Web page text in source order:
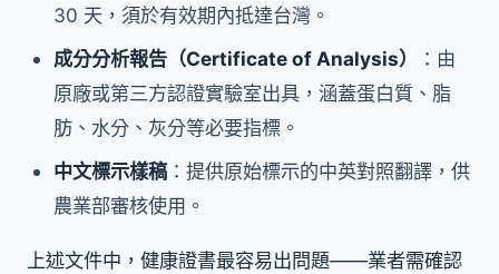
30 天，須於有效期內抵達台灣。
成分分析報告（Certificate of Analysis）
：由
原廠或第三方認證實驗室出具，涵蓋蛋白質、脂
肪、水分、灰分等必要指標。
中文標示樣稿 ：提供原始標示的中英對照翻譯，供
農業部審核使用。
上述文件中，健康證書最容易出問題——業者需確認